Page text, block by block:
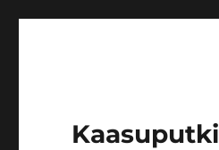
Kaasuputki